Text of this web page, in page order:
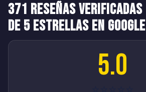
371 Reseñas Verificadas
de 5 Estrellas en Google
5.0